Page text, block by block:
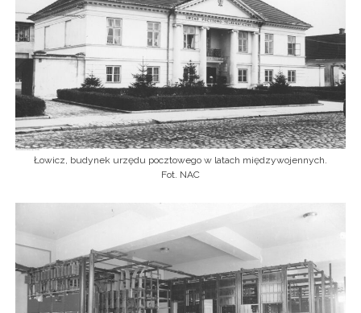
Łowicz, budynek urzędu pocztowego w latach międzywojennych.
Fot. NAC